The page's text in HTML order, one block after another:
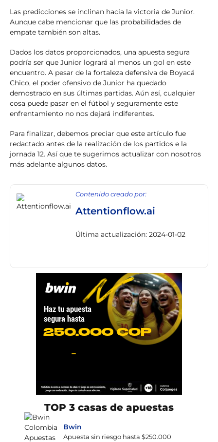
Las predicciones se inclinan hacia la victoria de Junior.
Aunque cabe mencionar que las probabilidades de
empate también son altas.
Dados los datos proporcionados, una apuesta segura
podría ser que Junior logrará al menos un gol en este
encuentro. A pesar de la fortaleza defensiva de Boyacá
Chico, el poder ofensivo de Junior ha quedado
demostrado en sus últimas partidas. Aún así, cualquier
cosa puede pasar en el fútbol y seguramente este
enfrentamiento no nos dejará indiferentes.
Para finalizar, debemos preciar que este artículo fue
redactado antes de la realización de los partidos e la
jornada 12. Así que te sugerimos actualizar con nosotros
más adelante algunos datos.
Contenido creado por:
Attentionflow.ai
Última actualización: 2024-01-02
TOP 3 casas de apuestas
Bwin
Apuesta sin riesgo hasta $250.000